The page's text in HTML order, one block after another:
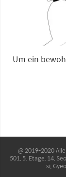
Um ein
@ 2019-2020
501, 5. Etage, 14,
si,